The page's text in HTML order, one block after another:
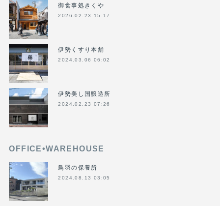
御食事処きくや
2026.02.23 15:17
伊勢くすり本舗
2024.03.06 06:02
伊勢美し国醸造所
2024.02.23 07:26
OFFICE•WAREHOUSE
鳥羽の保養所
2024.08.13 03:05